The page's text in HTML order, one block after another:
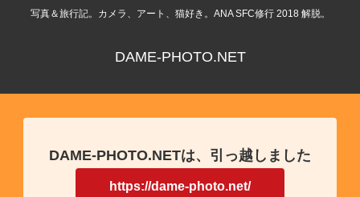
写真＆旅行記。カメラ、アート、猫好き。ANA SFC修行 2018 解脱。
DAME-PHOTO.NET
DAME-PHOTO.NETは、引っ越しました
https://dame-photo.net/